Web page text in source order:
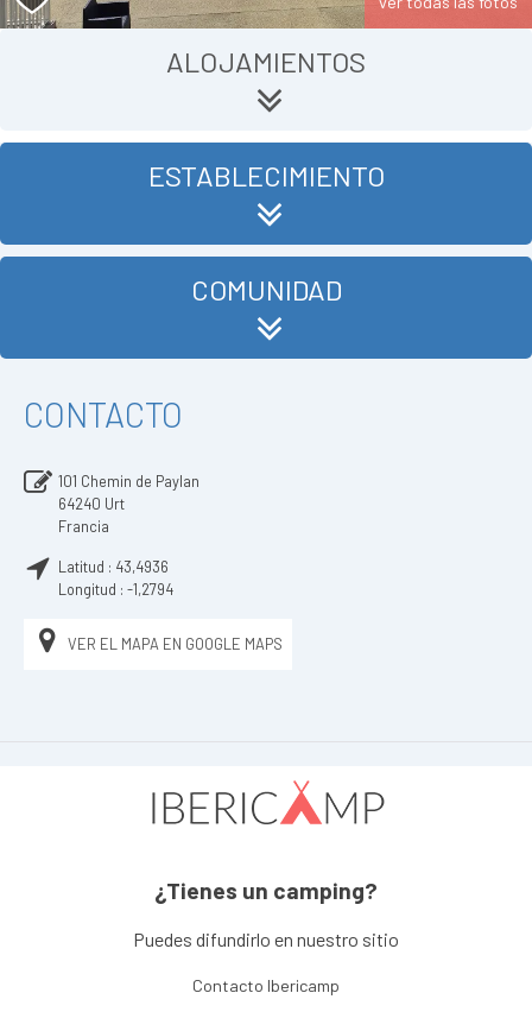
ALOJAMIENTOS
ESTABLECIMIENTO
COMUNIDAD
CONTACTO
101 Chemin de Paylan
64240 Urt
Francia
Latitud : 43,4936
Longitud : -1,2794
VER EL MAPA EN GOOGLE MAPS
¿Tienes un camping?
Puedes difundirlo en nuestro sitio
Contacto Ibericamp